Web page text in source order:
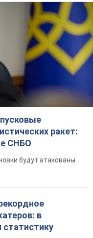
ракет:
СНБО
будут атакованы
в